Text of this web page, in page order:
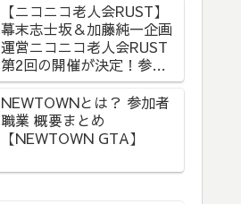
【ニコニコ老人会RUST】
幕末志士坂＆加藤純一企画
運営ニコニコ老人会RUST
第2回の開催が決定！参加
者と概要まとめ
NEWTOWNとは？ 参加者
職業 概要まとめ
【NEWTOWN GTA】